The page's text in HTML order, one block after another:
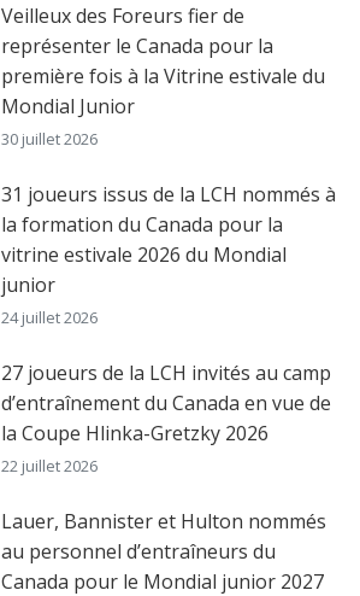
Veilleux des Foreurs fier de
représenter le Canada pour la
première fois à la Vitrine estivale du
Mondial Junior
30 juillet 2026
31 joueurs issus de la LCH nommés à
la formation du Canada pour la
vitrine estivale 2026 du Mondial
junior
24 juillet 2026
27 joueurs de la LCH invités au camp
d’entraînement du Canada en vue de
la Coupe Hlinka-Gretzky 2026
22 juillet 2026
Lauer, Bannister et Hulton nommés
au personnel d’entraîneurs du
Canada pour le Mondial junior 2027